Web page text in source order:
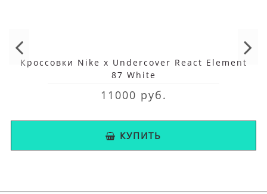
Кроссовки Nike x Undercover React Element
87 White
11000 руб.
КУПИТЬ